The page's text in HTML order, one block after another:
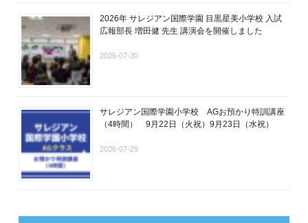
2026年 サレジアン国際学園 目黒星美小学校 入試
広報部長 増田健 先生 講演会を開催しました
2026-07-30
サレジアン国際学園小学校 AGお預かり特訓講座
（4時間） 9月22日（火祝）9月23日（水祝）
2026-07-29